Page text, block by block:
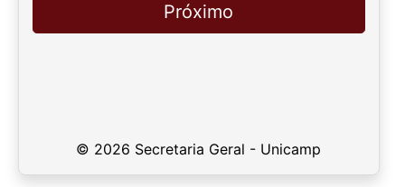
Próximo
© 2026 Secretaria Geral - Unicamp